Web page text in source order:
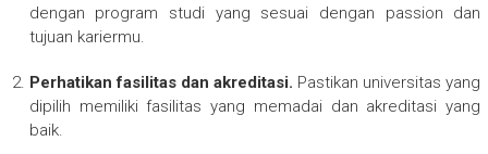
dengan program studi yang sesuai dengan passion dan
tujuan kariermu.
Perhatikan fasilitas dan akreditasi. Pastikan universitas yang
dipilih memiliki fasilitas yang memadai dan akreditasi yang
baik.